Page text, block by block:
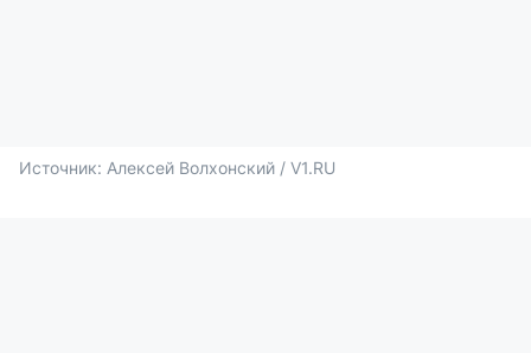
Источник: Алексей Волхонский / V1.RU